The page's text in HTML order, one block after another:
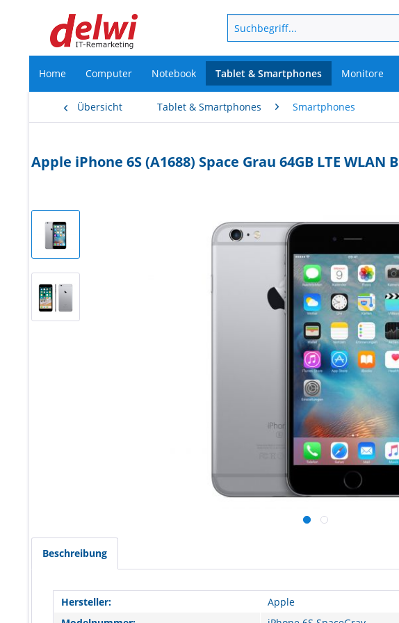
Home Computer Notebook Tablet & Smartphones Monitore
Übersicht Tablet & Smartphones Smartphones
Apple iPhone 6S (A1688) Space Grau 64GB LTE
Beschreibung
Hersteller:
Apple